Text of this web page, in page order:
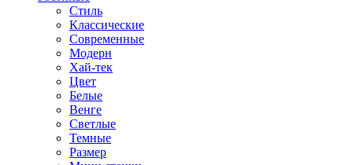
Стиль
Классические
Современные
Модерн
Хай-тек
Цвет
Белые
Венге
Светлые
Темные
Размер